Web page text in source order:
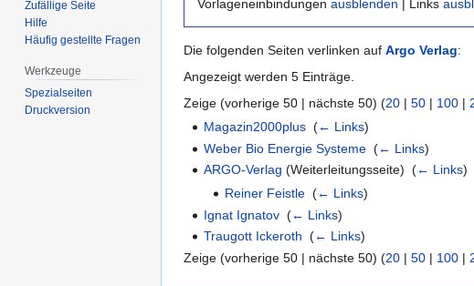
Vorlageneinbindungen ausblenden | Links
Die folgenden Seiten verlinken auf Argo Verlag:
Angezeigt werden 5 Einträge.
Zeige (vorherige 50 | nächste 50) (20 | 50 | 100 |
Magazin2000plus ‎(← Links)
Weber Bio Energie Systeme ‎(← Links)
ARGO-Verlag (Weiterleitungsseite) ‎(← Links)
Reiner Feistle‎ (← Links)
Ignat Ignatov ‎(← Links)
Traugott Ickeroth ‎(← Links)
Zeige (vorherige 50 | nächste 50) (20 | 50 | 100 |
Zufällige Seite
Hilfe
Häufig gestellte Fragen
Werkzeuge
Spezialseiten
Druckversion